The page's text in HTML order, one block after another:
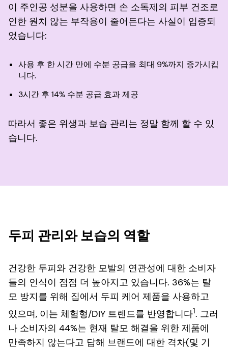
이 주인공 성분을 사용하면 손 소독제의 피부 건조로
인한 원치 않는 부작용이 줄어든다는 사실이 입증되
었습니다:
사용 후 한 시간 만에 수분 공급을 최대 9%까지 증가시킵
니다.
3시간 후 14% 수분 공급 효과 제공
따라서 좋은 위생과 보습 관리는 정말 함께 할 수 있
습니다.
두피 관리와 보습의 역할
건강한 두피와 건강한 모발의 연관성에 대한 소비자
들의 인식이 점점 더 높아지고 있습니다. 36%는 탈
모 방지를 위해 집에서 두피 케어 제품을 사용하고
있으며, 이는 체험형/DIY 트렌드를 반영합니다1. 그러
나 소비자의 44%는 현재 탈모 해결을 위한 제품에
만족하지 않는다고 답해 브랜드에 대한 격차(및 기